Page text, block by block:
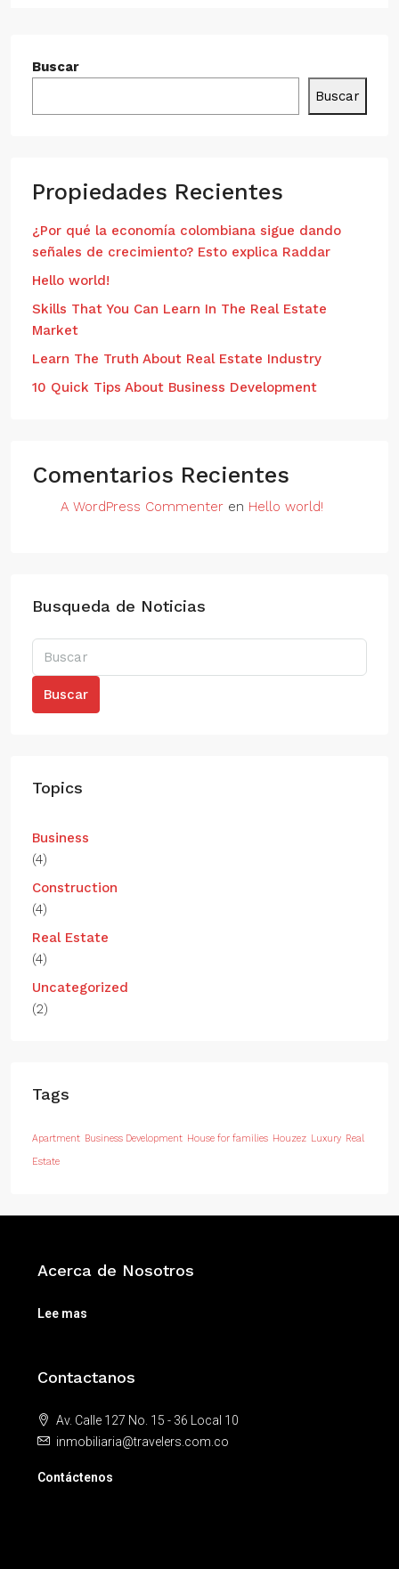
Buscar
Buscar
Propiedades Recientes
¿Por qué la economía colombiana sigue dando
señales de crecimiento? Esto explica Raddar
Hello world!
Skills That You Can Learn In The Real Estate
Market
Learn The Truth About Real Estate Industry
10 Quick Tips About Business Development
Comentarios Recientes
A WordPress Commenter en Hello world!
Busqueda de Noticias
Buscar
Topics
Business
(4)
Construction
(4)
Real Estate
(4)
Uncategorized
(2)
Tags
Apartment Business Development House for families Houzez Luxury Real
Estate
Acerca de Nosotros
Lee mas
Contactanos
Av. Calle 127 No. 15 - 36 Local 10
inmobiliaria@travelers.com.co
Contáctenos